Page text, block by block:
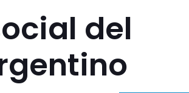
del